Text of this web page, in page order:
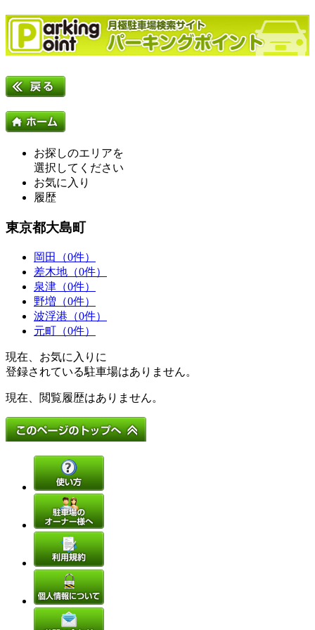
お探しのエリアを
選択してください
お気に入り
履歴
東京都大島町
岡田（0件）
差木地（0件）
泉津（0件）
野増（0件）
波浮港（0件）
元町（0件）
現在、お気に入りに
登録されている駐車場はありません。
現在、閲覧履歴はありません。